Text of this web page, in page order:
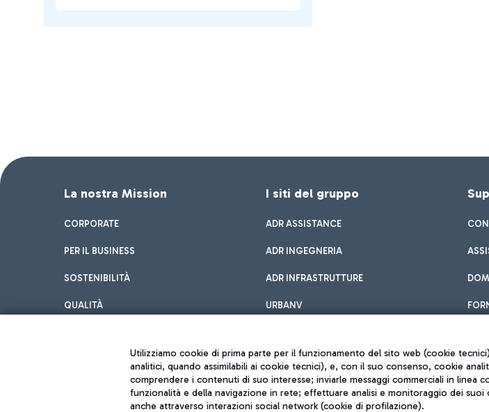
La nostra Mission
CORPORATE
PER IL BUSINESS
SOSTENIBILITÀ
QUALITÀ
I siti del gruppo
ADR ASSISTANCE
ADR INGEGNERIA
ADR INFRASTRUTTURE
URBANV
Utilizziamo cookie di prima parte per il funzionamento del sito web (cookie
analitici, quando assimilabili ai cookie tecnici), e, con il suo consenso, cookie
comprendere i contenuti di suo interesse; inviarle messaggi commerciali in linea
funzionalità e della navigazione in rete; effettuare analisi e monitoraggio dei
anche attraverso interazioni social network (cookie di profilazione).